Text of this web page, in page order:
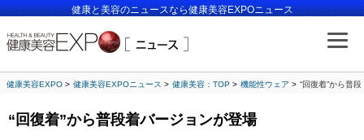
健康と美容のニュースなら健康美容EXPOニュース
健康美容EXPO 健康美容EXPOニュース 健康美容：TOP 機能性ウェア “回復着”から普
“回復着”から普段着バージョンが登場